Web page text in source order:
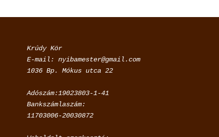
Krúdy Kör
E-mail: nyibamester@gmail.com
1036 Bp. Mókus utca 22
Adószám:19023803-1-41
Bankszámlaszám:
11703006-20030872